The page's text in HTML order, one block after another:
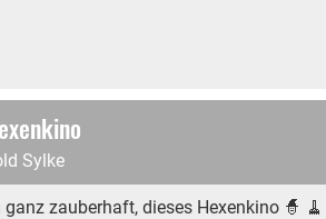
Sylke
zauberhaft, dieses Hexenkino 🧙